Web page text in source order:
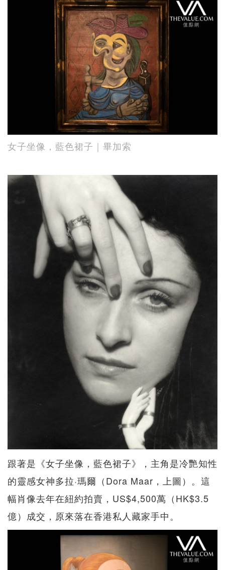
女子坐像，藍色裙子｜畢加索
跟著是《女子坐像，藍色裙子》，主角是冷艷知性
的靈感女神多拉·瑪爾（Dora Maar，上圖）。這
幅肖像去年在紐約拍賣，US$4,500萬（HK$3.5
億）成交，原來落在香港私人藏家手中。